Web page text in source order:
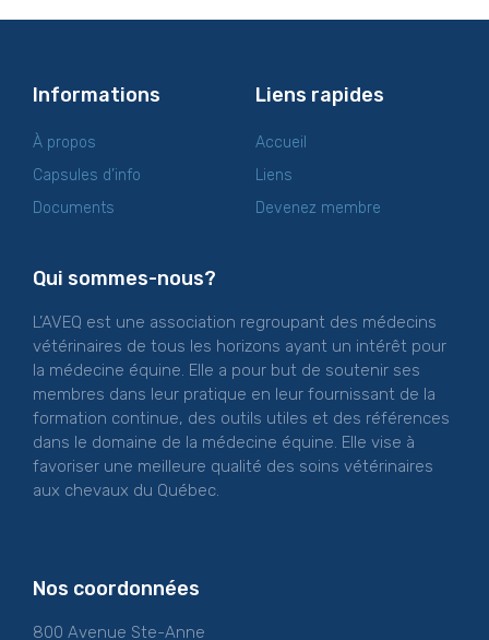
Informations
À propos
Capsules d’info
Documents
Liens rapides
Accueil
Liens
Devenez membre
Qui sommes-nous?
L’AVEQ est une association regroupant des médecins
vétérinaires de tous les horizons ayant un intérêt pour
la médecine équine. Elle a pour but de soutenir ses
membres dans leur pratique en leur fournissant de la
formation continue, des outils utiles et des références
dans le domaine de la médecine équine. Elle vise à
favoriser une meilleure qualité des soins vétérinaires
aux chevaux du Québec.
Nos coordonnées
800 Avenue Ste-Anne